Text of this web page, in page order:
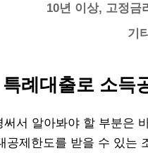
10년 이상, 고정금
기
특례대출로 소득
써서 알아봐야 할 부분은
공제한도를 받을 수 있는